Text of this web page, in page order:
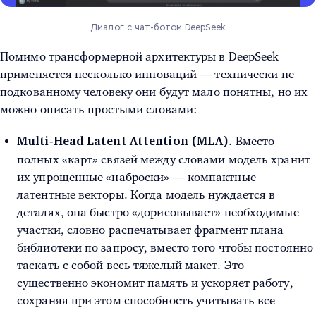
Диалог с чат-ботом DeepSeek
Помимо трансформерной архитектуры в DeepSeek
применяется несколько инноваций — технически не
подкованному человеку они будут мало понятны, но их
можно описать простыми словами:
Multi‑Head Latent Attention (MLA). Вместо
полных «карт» связей между словами модель хранит
их упрощенные «наброски» — компактные
латентные векторы. Когда модель нуждается в
деталях, она быстро «дорисовывает» необходимые
участки, словно распечатывает фрагмент плана
библиотеки по запросу, вместо того чтобы постоянно
таскать с собой весь тяжелый макет. Это
существенно экономит память и ускоряет работу,
сохраняя при этом способность учитывать все